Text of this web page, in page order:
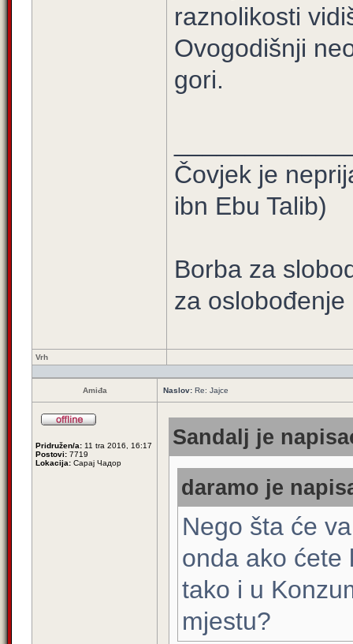
raznolikosti
Ovogodišnji
gori.
Čovjek je
ibn Ebu Talib)
Borba za
za
Vrh
Amiđa Naslov: Re: Jajce
Pridružen/a: 11 tra 2016, 16:17
Postovi: 7719
Lokacija: Сарај Чадор
Sandalj je
daramo je
Nego šta će
onda ako ćete
tako i u
mjestu?